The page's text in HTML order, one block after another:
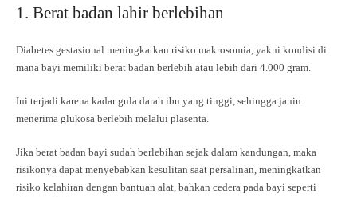
1. Berat badan lahir berlebihan
Diabetes gestasional meningkatkan risiko makrosomia, yakni kondisi di
mana bayi memiliki berat badan berlebih atau lebih dari 4.000 gram.
Ini terjadi karena kadar gula darah ibu yang tinggi, sehingga janin
menerima glukosa berlebih melalui plasenta.
Jika berat badan bayi sudah berlebihan sejak dalam kandungan, maka
risikonya dapat menyebabkan kesulitan saat persalinan, meningkatkan
risiko kelahiran dengan bantuan alat, bahkan cedera pada bayi seperti